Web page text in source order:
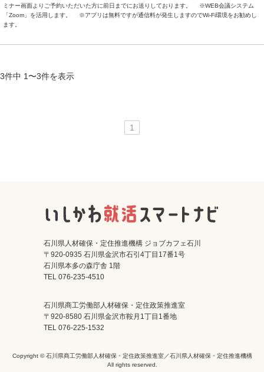
ミナー画面よりご予約いただいた方に前日までにお送りしております。 ※WEB会議システム
「Zoom」を活用します。 ※アプリは無料ですが通信料が発生しますのでWi-Fi環境をお勧めし
ます。
3件中 1〜3件を表示
1
石川県人材確保・定住推進機構 ジョブカフェ石川
〒920-0935 石川県金沢市石引4丁目17番1号
石川県本多の森庁舎 1階
TEL 076-235-4510
石川県商工労働部人材確保・定住政策推進室
〒920-8580 石川県金沢市鞍月1丁目1番地
TEL 076-225-1532
Copyright © 石川県商工労働部人材確保・定住政策推進室／石川県人材確保・定住推進機構
All rights reserved.